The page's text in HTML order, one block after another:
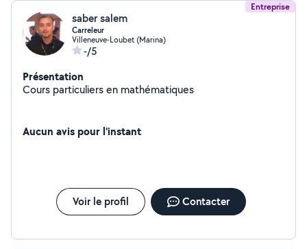
Entreprise
saber salem
Carreleur
Villeneuve-Loubet (Marina)
-/5
Présentation
Cours particuliers en mathématiques
Aucun avis pour l'instant
Voir le profil Contacter